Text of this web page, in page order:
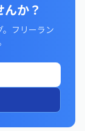
か？
フリーラン